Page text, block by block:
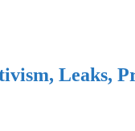
Leaks,